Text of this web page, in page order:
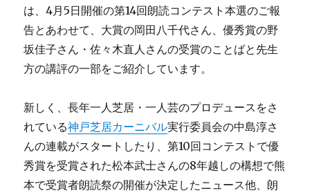
は、4月5日開催の第14回朗読コンテスト本選のご報
告とあわせて、大賞の岡田八千代さん、優秀賞の野
坂佳子さん・佐々木直人さんの受賞のことばと先生
方の講評の一部をご紹介しています。
新しく、長年一人芝居・一人芸のプロデュースをさ
れている神戸芝居カーニバル実行委員会の中島淳さ
んの連載がスタートしたり、第10回コンテストで優
秀賞を受賞された松本武士さんの8年越しの構想で熊
本で受賞者朗読祭の開催が決定したニュース他、朗